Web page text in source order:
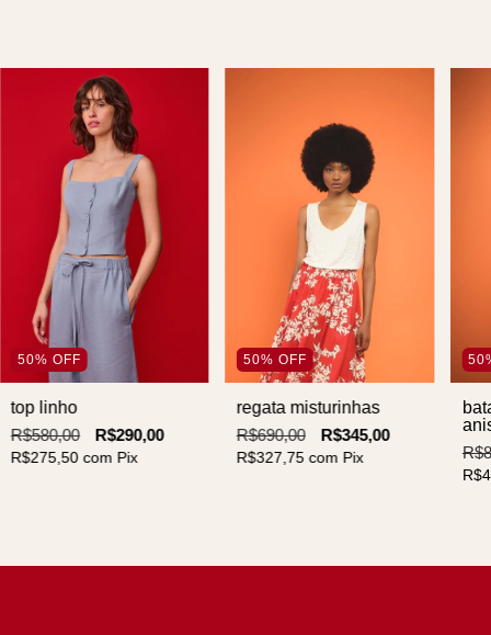
50% OFF
top linho
R$580,00
R$290,00
R$275,50com Pix
50% OFF
regata misturinhas
R$690,00
R$345,00
R$327,75com Pix
50